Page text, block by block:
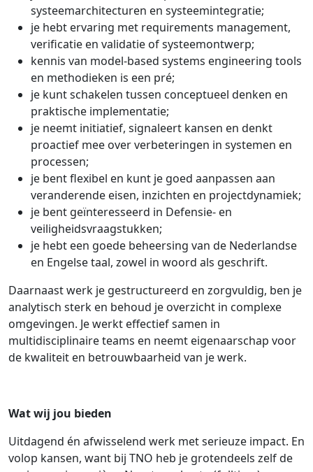
systeemarchitecturen en systeemintegratie;
je hebt ervaring met requirements management,
verificatie en validatie of systeemontwerp;
kennis van model-based systems engineering tools
en methodieken is een pré;
je kunt schakelen tussen conceptueel denken en
praktische implementatie;
je neemt initiatief, signaleert kansen en denkt
proactief mee over verbeteringen in systemen en
processen;
je bent flexibel en kunt je goed aanpassen aan
veranderende eisen, inzichten en projectdynamiek;
je bent geïnteresseerd in Defensie- en
veiligheidsvraagstukken;
je hebt een goede beheersing van de Nederlandse
en Engelse taal, zowel in woord als geschrift.
Daarnaast werk je gestructureerd en zorgvuldig, ben je
analytisch sterk en behoud je overzicht in complexe
omgevingen. Je werkt effectief samen in
multidisciplinaire teams en neemt eigenaarschap voor
de kwaliteit en betrouwbaarheid van je werk.
Wat wij jou bieden
Uitdagend én afwisselend werk met serieuze impact. En
volop kansen, want bij TNO heb je grotendeels zelf de